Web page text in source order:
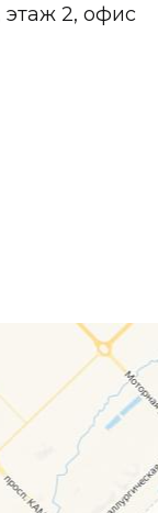
этаж 2, офис